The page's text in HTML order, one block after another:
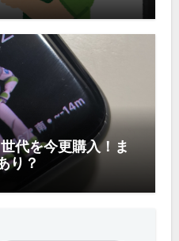
代を今更購入！ま
り？